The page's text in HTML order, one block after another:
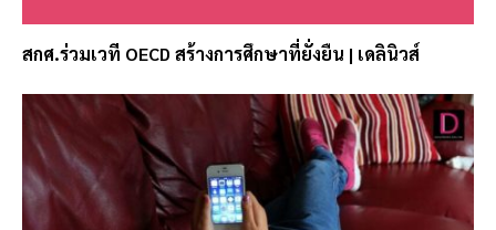
สกศ.ร่วมเวที OECD สร้างการศึกษาที่ยั่งยืน | เดลินิวส์